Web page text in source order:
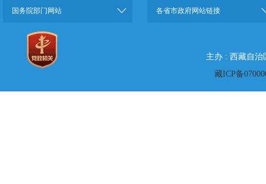
国务院部门网站 各省市政府网站链接
主办 : 西藏自治
藏ICP备